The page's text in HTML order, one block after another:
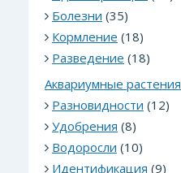
Болезни (35)
Кормление (18)
Разведение (18)
Аквариумные растения
Разновидности (12)
Удобрения (8)
Водоросли (10)
Идентификация (9)